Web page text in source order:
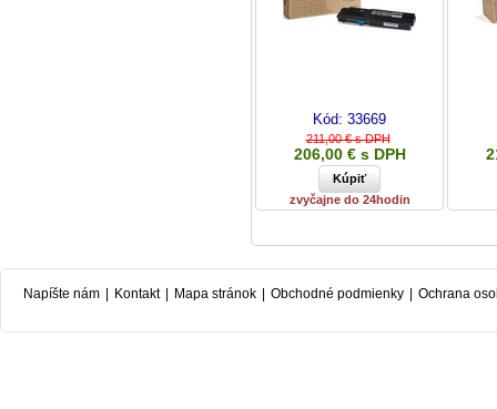
Kód: 33669
211,00 € s DPH
206,00 € s DPH
zvyčajne do 24hodin
Napíšte nám Kontakt Mapa stránok Obchodné podmienky Ochrana